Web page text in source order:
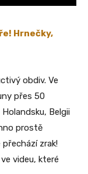
Hrnečky,
obdiv. Ve
přes 50
Belgii
prostě
zrak!
videu, které